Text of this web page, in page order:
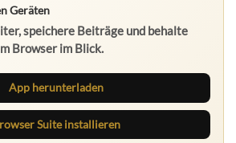
Geräten
speichere Beiträge und behalte
Browser im Blick.
App herunterladen
Suite installieren